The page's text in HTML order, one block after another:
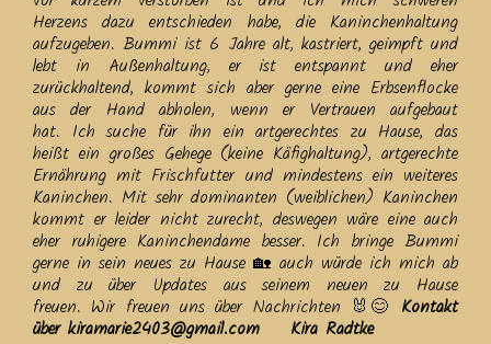
Herzens dazu entschieden habe, die Kaninchenhaltung
aufzugeben. Bummi ist 6 Jahre alt, kastriert, geimpft und
lebt in Außenhaltung, er ist entspannt und eher
zurückhaltend, kommt sich aber gerne eine Erbsenflocke
aus der Hand abholen, wenn er Vertrauen aufgebaut
hat. Ich suche für ihn ein artgerechtes zu Hause, das
heißt ein großes Gehege (keine Käfighaltung), artgerechte
Ernährung mit Frischfutter und mindestens ein weiteres
Kaninchen. Mit sehr dominanten (weiblichen) Kaninchen
kommt er leider nicht zurecht, deswegen wäre eine auch
eher ruhigere Kaninchendame besser. Ich bringe Bummi
gerne in sein neues zu Hause 🏡 auch würde ich mich ab
und zu über Updates aus seinem neuen zu Hause
freuen. Wir freuen uns über Nachrichten 🐰😊 Kontakt
über kiramarie2403@gmail.com Kira Radtke